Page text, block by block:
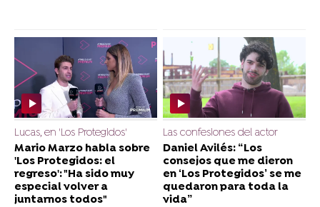
Lucas, en 'Los Protegidos'
Mario Marzo habla sobre
'Los Protegidos: el
regreso': "Ha sido muy
especial volver a
juntarnos todos"
Las confesiones del actor
Daniel Avilés: “Los
consejos que me dieron
en ‘Los Protegidos’ se me
quedaron para toda la
vida”